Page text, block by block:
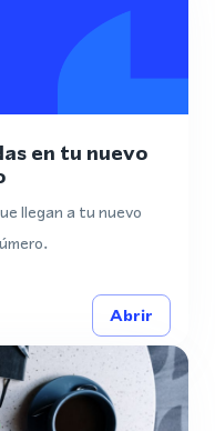
en tu nuevo
llegan a tu nuevo
Abrir